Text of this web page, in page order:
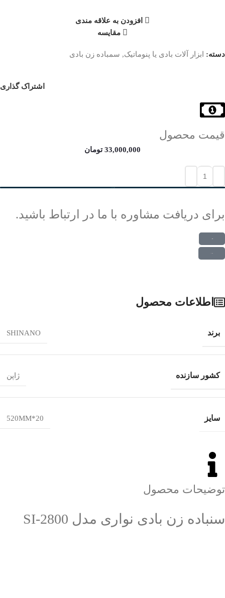
افزودن به علاقه مندی
مقایسه
دسته: ابزار آلات بادی یا پنوماتیک, سمباده زن بادی
اشتراک گذاری
قیمت محصول
33,000,000 تومان
برای دریافت مشاوره با ما در ارتباط باشید.
توضیحات محصول
سنباده زن بادی نواری مدل SI-2800
اطلاعات محصول
برند SHINANO
کشور سازنده ژاپن
سایز 20*520MM